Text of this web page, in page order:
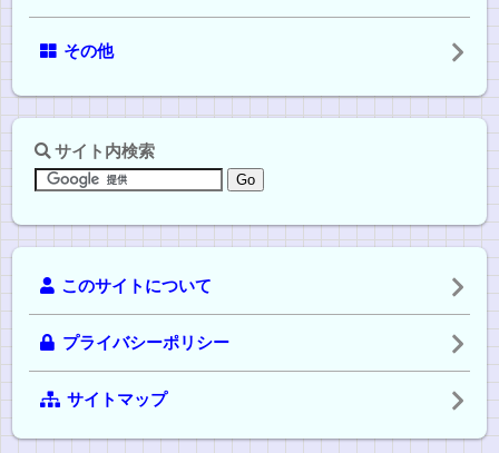
その他
サイト内検索
このサイトについて
プライバシーポリシー
サイトマップ